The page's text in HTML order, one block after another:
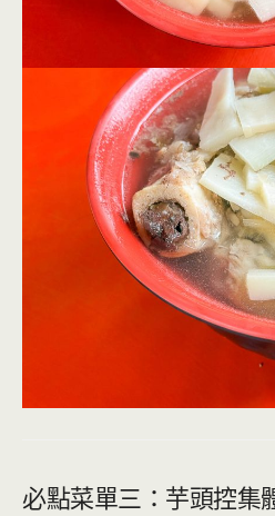
必點菜單三：芋頭控集